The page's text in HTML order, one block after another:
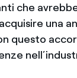
che
una
questo